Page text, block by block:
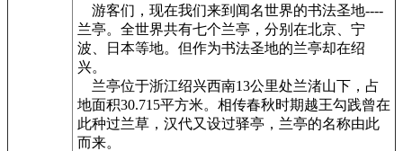
游客们，现在我们来到闻名世界的书法圣地----
兰亭。全世界共有七个兰亭，分别在北京、宁
波、日本等地。但作为书法圣地的兰亭却在绍
兴。
兰亭位于浙江绍兴西南13公里处兰渚山下，占
地面积30.715平方米。相传春秋时期越王勾践曾在
此种过兰草，汉代又设过驿亭，兰亭的名称由此
而来。